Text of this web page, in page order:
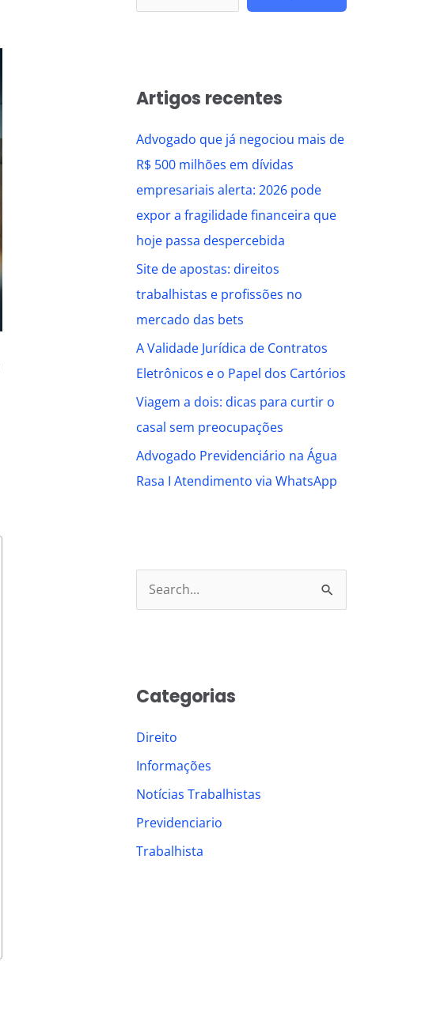
Artigos recentes
Advogado que já negociou mais de
R$ 500 milhões em dívidas
empresariais alerta: 2026 pode
expor a fragilidade financeira que
hoje passa despercebida
Site de apostas: direitos
trabalhistas e profissões no
mercado das bets
A Validade Jurídica de Contratos
Eletrônicos e o Papel dos Cartórios
Viagem a dois: dicas para curtir o
casal sem preocupações
Advogado Previdenciário na Água
Rasa I Atendimento via WhatsApp
c
f
o
r
:
Categorias
Direito
Informações
Notícias Trabalhistas
Previdenciario
Trabalhista